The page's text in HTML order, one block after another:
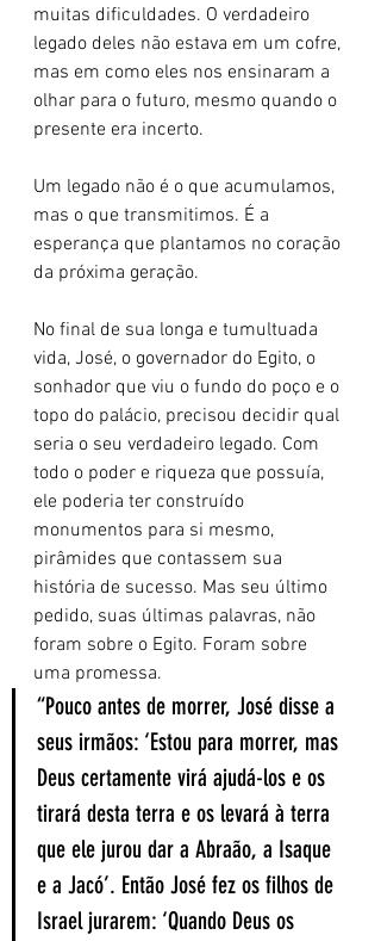
muitas dificuldades. O verdadeiro
legado deles não estava em um cofre,
mas em como eles nos ensinaram a
olhar para o futuro, mesmo quando o
presente era incerto.
Um legado não é o que acumulamos,
mas o que transmitimos. É a
esperança que plantamos no coração
da próxima geração.
No final de sua longa e tumultuada
vida, José, o governador do Egito, o
sonhador que viu o fundo do poço e o
topo do palácio, precisou decidir qual
seria o seu verdadeiro legado. Com
todo o poder e riqueza que possuía,
ele poderia ter construído
monumentos para si mesmo,
pirâmides que contassem sua
história de sucesso. Mas seu último
pedido, suas últimas palavras, não
foram sobre o Egito. Foram sobre
uma promessa.
“Pouco antes de morrer, José disse a
seus irmãos: ‘Estou para morrer, mas
Deus certamente virá ajudá-los e os
tirará desta terra e os levará à terra
que ele jurou dar a Abraão, a Isaque
e a Jacó’. Então José fez os filhos de
Israel jurarem: ‘Quando Deus os